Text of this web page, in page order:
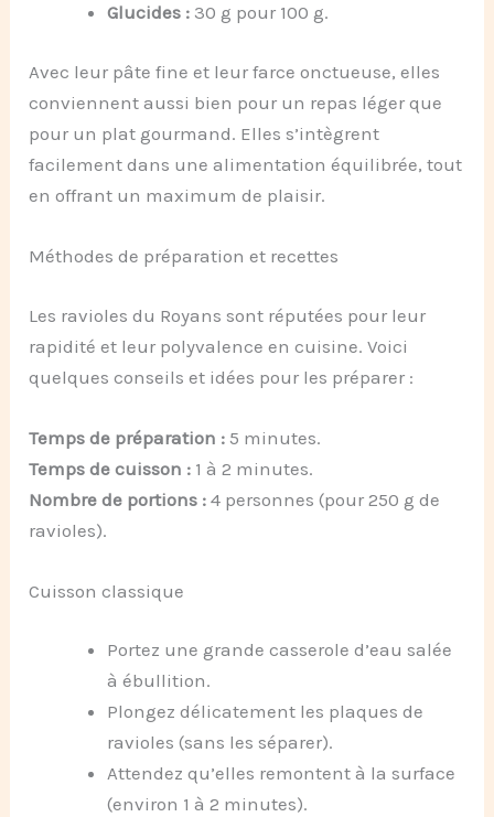
Glucides : 30 g pour 100 g.
Avec leur pâte fine et leur farce onctueuse, elles
conviennent aussi bien pour un repas léger que
pour un plat gourmand. Elles s’intègrent
facilement dans une alimentation équilibrée, tout
en offrant un maximum de plaisir.
Méthodes de préparation et recettes
Les ravioles du Royans sont réputées pour leur
rapidité et leur polyvalence en cuisine. Voici
quelques conseils et idées pour les préparer :
Temps de préparation : 5 minutes.
Temps de cuisson : 1 à 2 minutes.
Nombre de portions : 4 personnes (pour 250 g de
ravioles).
Cuisson classique
Portez une grande casserole d’eau salée
à ébullition.
Plongez délicatement les plaques de
ravioles (sans les séparer).
Attendez qu’elles remontent à la surface
(environ 1 à 2 minutes).